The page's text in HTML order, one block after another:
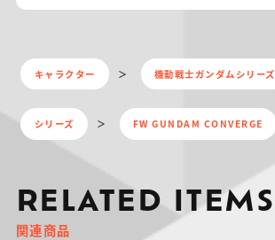
キャラクター 機動戦士ガンダムシリーズ
シリーズ FW GUNDAM CONVERGE
RELATED ITEMS
関連商品